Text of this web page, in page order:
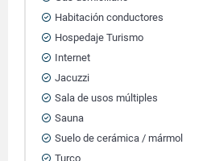
Habitación conductores
Hospedaje Turismo
Internet
Jacuzzi
Sala de usos múltiples
Sauna
Suelo de cerámica / mármol
Turco